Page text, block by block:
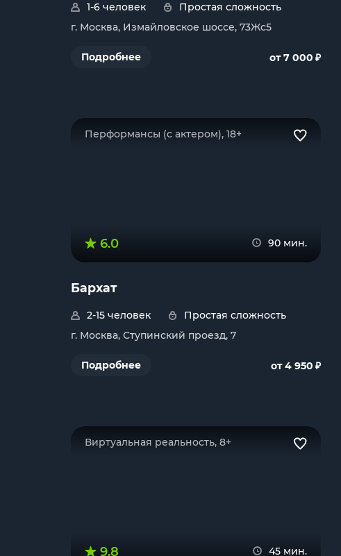
1-6 человек
Простая сложность
г. Москва, Измайловское шоссе, 73Жс5
Подробнее от 7 000 ₽
Перформансы (с актером), 18+
6.0 90 мин.
Бархат
2-15 человек
Простая сложность
г. Москва, Ступинский проезд, 7
Подробнее от 4 950 ₽
Виртуальная реальность, 8+
9.8 45 мин.